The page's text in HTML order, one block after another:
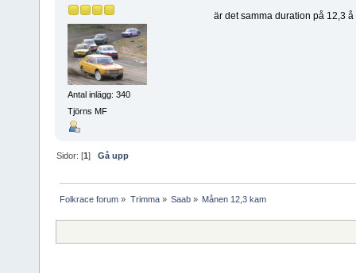
Antal inlägg: 340
Tjörns MF
är det samma duration på 12,3
Sidor: [1]Gå upp
Folkrace forum » Trimma» Saab» Månen 12,3 kam